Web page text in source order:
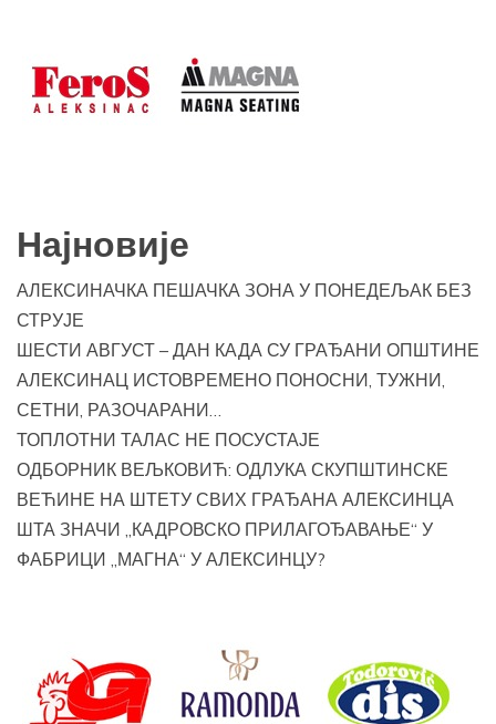
Најновије
АЛЕКСИНАЧКА ПЕШАЧКА ЗОНА У ПОНЕДЕЉАК БЕЗ
СТРУЈЕ
ШЕСТИ АВГУСТ – ДАН КАДА СУ ГРАЂАНИ ОПШТИНЕ
АЛЕКСИНАЦ ИСТОВРЕМЕНО ПОНОСНИ, ТУЖНИ,
СЕТНИ, РАЗОЧАРАНИ…
ТОПЛОТНИ ТАЛАС НЕ ПОСУСТАЈЕ
ОДБОРНИК ВЕЉКОВИЋ: ОДЛУКА СКУПШТИНСКЕ
ВЕЋИНЕ НА ШТЕТУ СВИХ ГРАЂАНА АЛЕКСИНЦА
ШТА ЗНАЧИ „КАДРОВСКО ПРИЛАГОЂАВАЊЕ“ У
ФАБРИЦИ „МАГНА“ У АЛЕКСИНЦУ?